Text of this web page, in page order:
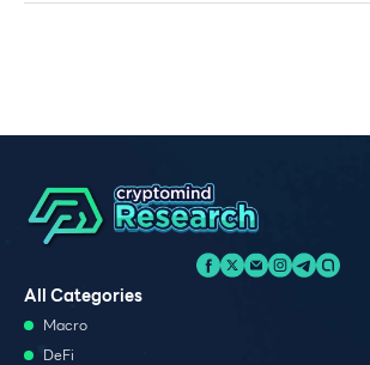
All Categories
Macro
DeFi